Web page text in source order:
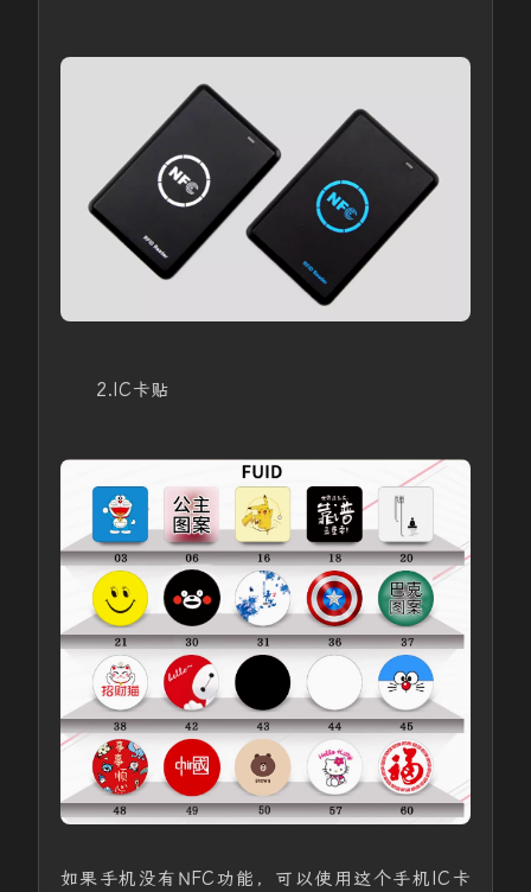
2.IC卡贴
如果手机没有NFC功能，可以使用这个手机IC卡